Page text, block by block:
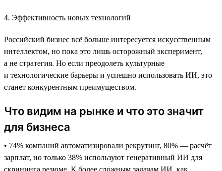
4. Эффективность новых технологий
Российский бизнес всё больше интересуется искусственным
интеллектом, но пока это лишь осторожный эксперимент,
а не стратегия. Но если преодолеть культурные
и технологические барьеры и успешно использовать ИИ, это
станет конкурентным преимуществом.
Что видим на рынке и что это значит
для бизнеса
• 74% компаний автоматизировали рекрутинг, 80% — расчёт
зарплат, но только 38% используют генеративный ИИ для
скрининга резюме. К более сложным задачам ИИ, как